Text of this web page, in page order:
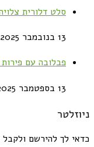
סלט דלורית
13 בנובמבר 2025
פבלובה עם פירות
13 בספטמבר 2025
ניוזלטר
כדאי לך להירשם ולקבל